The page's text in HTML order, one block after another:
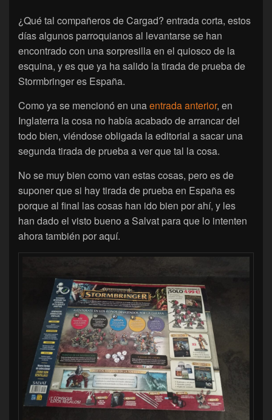
¿Qué tal compañeros de Cargad? entrada corta, estos
días algunos parroquianos al levantarse se han
encontrado con una sorpresilla en el quiosco de la
esquina, y es que ya ha salido la tirada de prueba de
Stormbringer es España.
Como ya se mencionó en unaentrada anterior, en
Inglaterra la cosa no había acabado de arrancar del
todo bien, viéndose obligada la editorial a sacar una
segunda tirada de prueba a ver que tal la cosa.
No se muy bien como van estas cosas, pero es de
suponer que si hay tirada de prueba en España es
porque al final las cosas han ido bien por ahí, y les
han dado el visto bueno a Salvat para que lo intenten
ahora también por aquí.